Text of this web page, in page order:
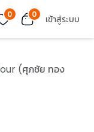
0 0 เข้าสู่ระบบ
(ศุภชัย ทอง